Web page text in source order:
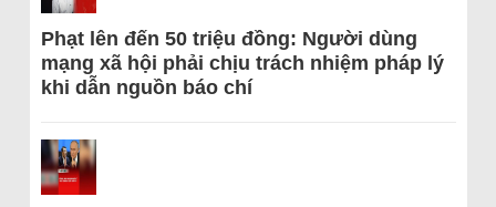
Phạt lên đến 50 triệu đồng: Người dùng
mạng xã hội phải chịu trách nhiệm pháp lý
khi dẫn nguồn báo chí